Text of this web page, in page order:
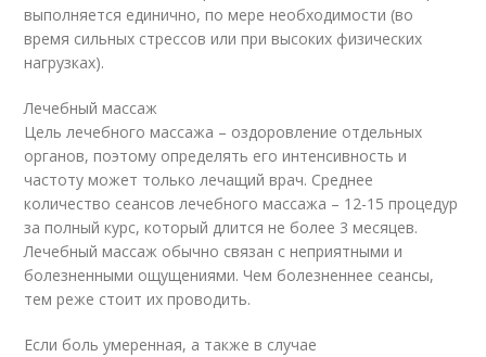
выполняется единично, по мере необходимости (во
время сильных стрессов или при высоких физических
нагрузках).
Лечебный массаж
Цель лечебного массажа – оздоровление отдельных
органов, поэтому определять его интенсивность и
частоту может только лечащий врач. Среднее
количество сеансов лечебного массажа – 12-15 процедур
за полный курс, который длится не более 3 месяцев.
Лечебный массаж обычно связан с неприятными и
болезненными ощущениями. Чем болезненнее сеансы,
тем реже стоит их проводить.
Если боль умеренная, а также в случае